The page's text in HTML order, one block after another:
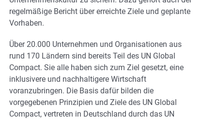
regelmäßige Bericht über erreichte Ziele und geplante
Vorhaben.
Über 20.000 Unternehmen und Organisationen aus
rund 170 Ländern sind bereits Teil des UN Global
Compact. Sie alle haben sich zum Ziel gesetzt, eine
inklusivere und nachhaltigere Wirtschaft
voranzubringen. Die Basis dafür bilden die
vorgegebenen Prinzipien und Ziele des UN Global
Compact, vertreten in Deutschland durch das UN